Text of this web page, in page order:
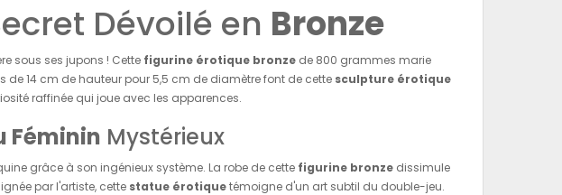
Dévoilé en Bronze
sous ses jupons ! Cette figurine érotique bronze de 800 grammes marie
14 cm de hauteur pour 5,5 cm de diamètre font de cette sculpture érotique
raffinée qui joue avec les apparences.
Féminin Mystérieux
grâce à son ingénieux système. La robe de cette figurine bronze dissimule
par l'artiste, cette statue érotiquetémoigne d'un art subtil du double-jeu.